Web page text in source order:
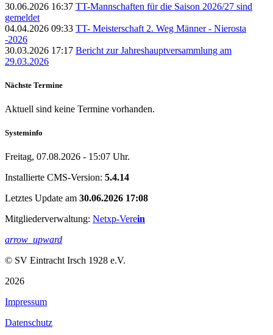
30.06.2026 16:37 TT-Mannschaften für die Saison 2026/27 sind
gemeldet
04.04.2026 09:33 TT- Meisterschaft 2. Weg Männer - Nierosta
-2026
30.03.2026 17:17 Bericht zur Jahreshauptversammlung am
29.03.2026
Nächste Termine
Aktuell sind keine Termine vorhanden.
Systeminfo
Freitag, 07.08.2026 - 15:07 Uhr.
Installierte CMS-Version: 5.4.14
Letztes Update am 30.06.2026 17:08
Mitgliederverwaltung: Netxp-Verein
arrow_upward
© SV Eintracht Irsch 1928 e.V.
2026
Impressum
Datenschutz